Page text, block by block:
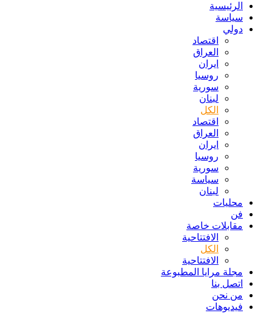
الرئيسية
سياسة
دولي
اقتصاد
العراق
ايران
روسيا
سورية
لبنان
الكل
اقتصاد
العراق
ايران
روسيا
سورية
سياسة
لبنان
محليات
فن
مقابلات خاصة
الافتتاحیة
الكل
الافتتاحیة
مجلة مرايا المطبوعة
اتصل بنا
من نحن
فيديوهات